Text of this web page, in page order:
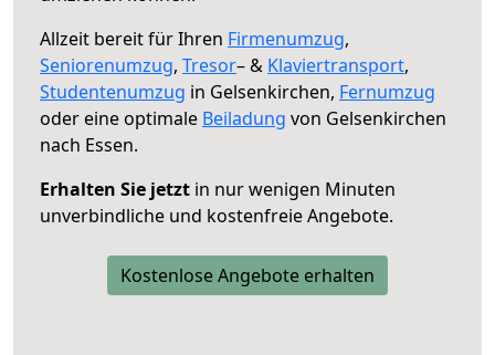
Allzeit bereit für Ihren Firmenumzug,
Seniorenumzug, Tresor– & Klaviertransport,
Studentenumzug in Gelsenkirchen, Fernumzug
oder eine optimale Beiladung von Gelsenkirchen
nach Essen.
Erhalten Sie jetzt in nur wenigen Minuten
unverbindliche und kostenfreie Angebote.
Kostenlose Angebote erhalten